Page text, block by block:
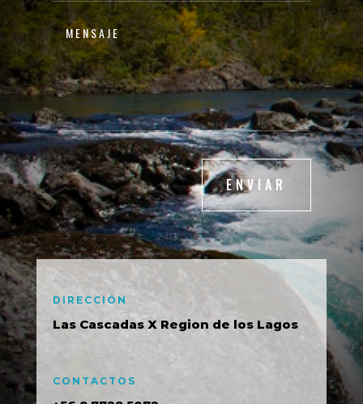
ENVIAR
DIRECCIÓN
Las Cascadas X Region de los Lagos
CONTACTOS